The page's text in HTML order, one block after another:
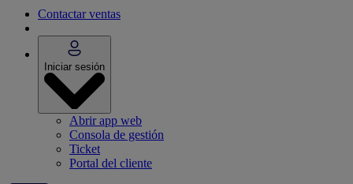
Contactar ventas
Iniciar sesión
Abrir app web
Consola de gestión
Ticket
Portal del cliente